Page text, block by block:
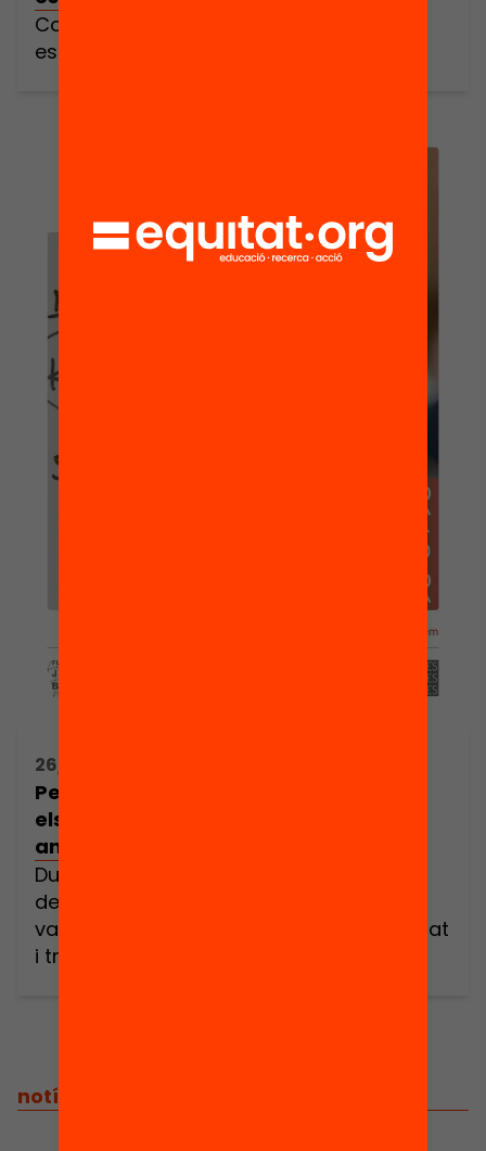
Com ha de ser una política per a les
escoles d’alta complexitat?
26/09/2018 08:00h - 13:00h
Per invertir més i millor. On han d’anar
els recursos en educació els propers
anys?
Durant la crisi econòmica es va reduir la
despesa pública en educació, cosa que
va empitjorar les condicions d’educabilitat
i treball d’alumnes i docents. En un
consolidar un sistema educatiu de
qualitat i equitat. […]
notícies